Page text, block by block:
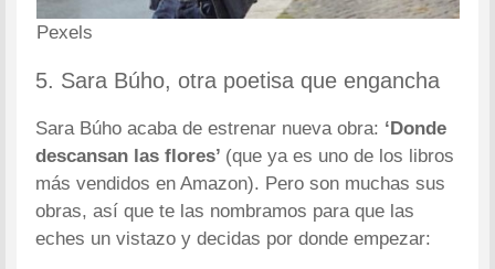
Pexels
5. Sara Búho, otra poetisa que engancha
Sara Búho acaba de estrenar nueva obra: ‘Donde
descansan las flores’ (que ya es uno de los libros
más vendidos en Amazon). Pero son muchas sus
obras, así que te las nombramos para que las
eches un vistazo y decidas por donde empezar: